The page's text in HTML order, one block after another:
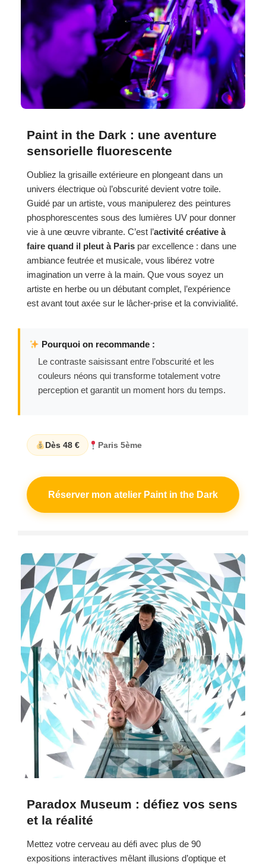
Paint in the Dark : une aventure
sensorielle fluorescente
Oubliez la grisaille extérieure en plongeant dans un
univers électrique où l’obscurité devient votre toile.
Guidé par un artiste, vous manipulerez des peintures
phosphorescentes sous des lumières UV pour donner
vie à une œuvre vibrante. C’est l’activité créative à
faire quand il pleut à Paris par excellence : dans une
ambiance feutrée et musicale, vous libérez votre
imagination un verre à la main. Que vous soyez un
artiste en herbe ou un débutant complet, l’expérience
est avant tout axée sur le lâcher-prise et la convivialité.
Pourquoi on recommande :
Le contraste saisissant entre l’obscurité et les
couleurs néons qui transforme totalement votre
perception et garantit un moment hors du temps.
Dès 48 € Paris 5ème
Réserver mon atelier Paint in the Dark
Paradox Museum : défiez vos sens
et la réalité
Mettez votre cerveau au défi avec plus de 90
expositions interactives mêlant illusions d’optique et